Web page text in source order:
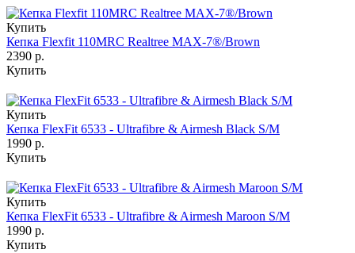
Купить
Кепка Flexfit 110MRC Realtree MAX-7®/Brown
2390 р.
Купить
Купить
Кепка FlexFit 6533 - Ultrafibre & Airmesh Black S/M
1990 р.
Купить
Купить
Кепка FlexFit 6533 - Ultrafibre & Airmesh Maroon S/M
1990 р.
Купить